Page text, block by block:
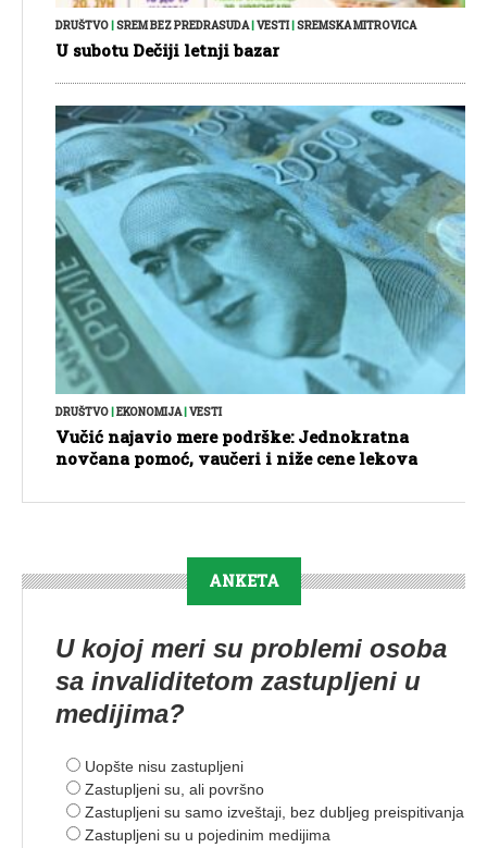
DRUŠTVO SREM BEZ PREDRASUDA| VESTI| SREMSKA MITROVICA
U subotu Dečiji letnji bazar
DRUŠTVO EKONOMIJA| VESTI
Vučić najavio mere podrške: Jednokratna
novčana pomoć, vaučeri i niže cene lekova
ANKETA
U kojoj meri su problemi osoba
sa invaliditetom zastupljeni u
medijima?
Uopšte nisu zastupljeni
Zastupljeni su, ali površno
Zastupljeni su samo izveštaji, bez dubljeg preispitivanja
Zastupljeni su u pojedinim medijima